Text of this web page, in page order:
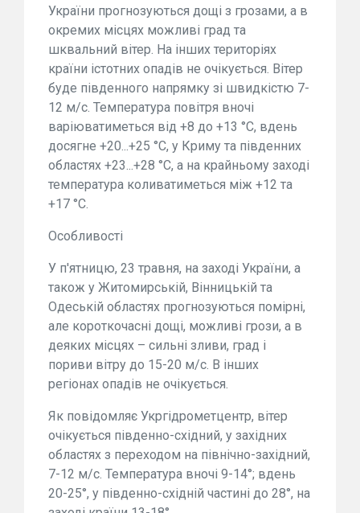
України прогнозуються дощі з грозами, а в
окремих місцях можливі град та
шквальний вітер. На інших територіях
країни істотних опадів не очікується. Вітер
буде південного напрямку зі швидкістю 7-
12 м/с. Температура повітря вночі
варіюватиметься від +8 до +13 °С, вдень
досягне +20...+25 °С, у Криму та південних
областях +23...+28 °С, а на крайньому заході
температура коливатиметься між +12 та
+17 °С.
Особливості
У п'ятницю, 23 травня, на заході України, а
також у Житомирській, Вінницькій та
Одеській областях прогнозуються помірні,
але короткочасні дощі, можливі грози, а в
деяких місцях – сильні зливи, град і
пориви вітру до 15-20 м/с. В інших
регіонах опадів не очікується.
Як повідомляє Укргідрометцентр, вітер
очікується південно-східний, у західних
областях з переходом на північно-західний,
7-12 м/с. Температура вночі 9-14°; вдень
20-25°, у південно-східній частині до 28°, на